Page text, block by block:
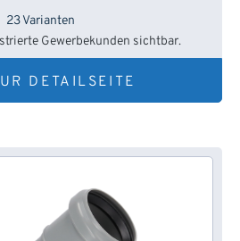
23 Varianten
Gewerbekunden sichtbar.
DETAILSEITE